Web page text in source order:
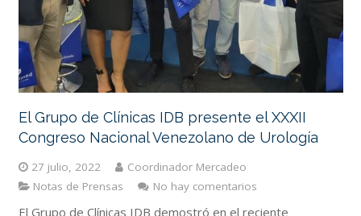
El Grupo de Clínicas IDB presente el XXXII
Congreso Nacional Venezolano de Urología
27 julio, 2022
Coordinador Mercadeo
Notas de Prensas
No hay comentarios
El Grupo de Clínicas IDB demostró en el reciente